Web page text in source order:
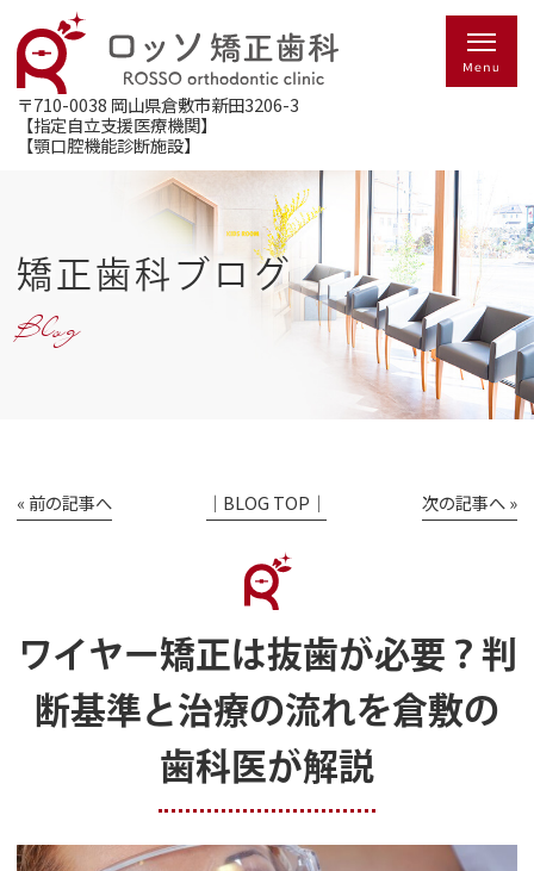
〒710-0038 岡山県倉敷市新田3206-3
【指定自立支援医療機関】
【顎口腔機能診断施設】
矯正歯科ブログ
Blog
« 前の記事へ │BLOG TOP│ 次の記事へ »
ワイヤー矯正は抜歯が必要？判
断基準と治療の流れを倉敷の
歯科医が解説